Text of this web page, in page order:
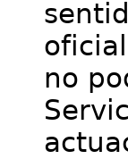
no